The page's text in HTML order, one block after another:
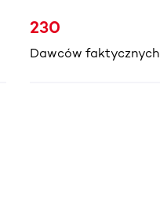
230
Dawców faktycznych